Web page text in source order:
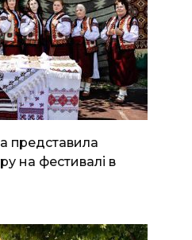
представила
на фестивалі в